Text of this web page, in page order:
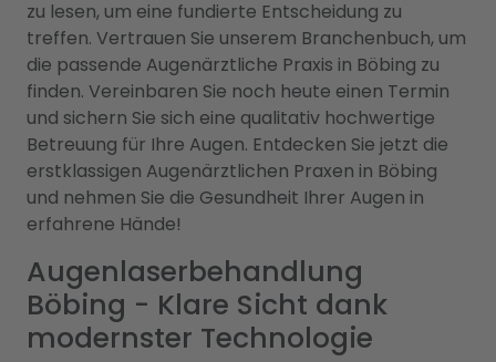
zu lesen, um eine fundierte Entscheidung zu
treffen. Vertrauen Sie unserem Branchenbuch, um
die passende Augenärztliche Praxis in Böbing zu
finden. Vereinbaren Sie noch heute einen Termin
und sichern Sie sich eine qualitativ hochwertige
Betreuung für Ihre Augen. Entdecken Sie jetzt die
erstklassigen Augenärztlichen Praxen in Böbing
und nehmen Sie die Gesundheit Ihrer Augen in
erfahrene Hände!
Augenlaserbehandlung
Böbing - Klare Sicht dank
modernster Technologie